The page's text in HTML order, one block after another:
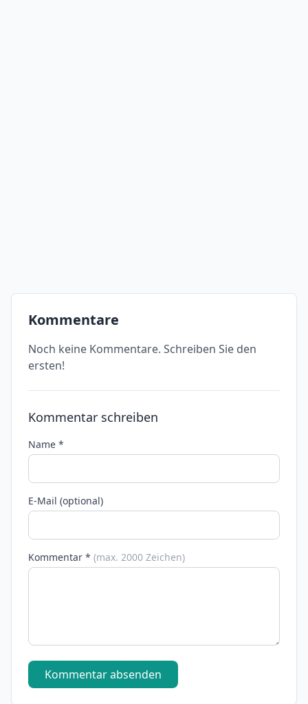
Kommentare
Noch keine Kommentare. Schreiben Sie den
ersten!
Kommentar schreiben
Name *
E-Mail (optional)
Kommentar * (max. 2000 Zeichen)
Kommentar absenden